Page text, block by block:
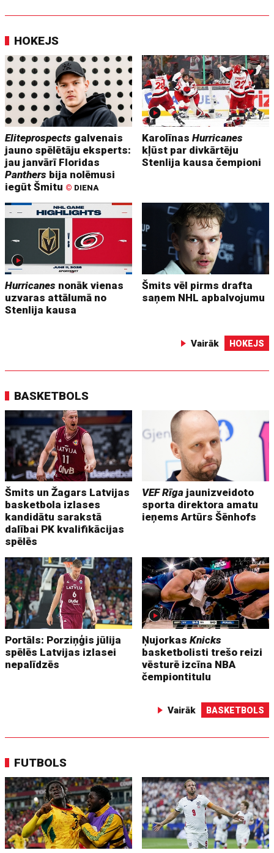
HOKEJS
Eliteprospects galvenais
jauno spēlētāju eksperts:
jau janvārī Floridas
Panthers bija nolēmusi
iegūt Šmitu © DIENA
KarolīnasHurricanes
kļūst par divkārtēju
Stenlija kausa čempioni
Hurricanes nonāk vienas
uzvaras attālumā no
Stenlija kausa
Šmits vēl pirms drafta
saņem NHL apbalvojumu
Vairāk HOKEJS
BASKETBOLS
Šmits un Žagars Latvijas
basketbola izlases
kandidātu sarakstā
dalībai PK kvalifikācijas
spēlēs
VEF Rīga jaunizveidoto
sporta direktora amatu
ieņems Artūrs Šēnhofs
Portāls: Porziņģis jūlija
spēlēs Latvijas izlasei
nepalīdzēs
ŅujorkasKnicks
basketbolisti trešo reizi
vēsturē izcīna NBA
čempiontitulu
Vairāk BASKETBOLS
FUTBOLS